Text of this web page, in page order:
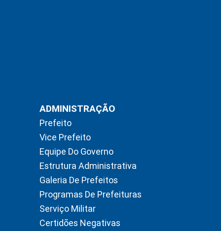
ADMINISTRAÇÃO
Prefeito
Vice Prefeito
Equipe Do Governo
Estrutura Administrativa
Galeria De Prefeitos
Programas De Prefeituras
Serviço Militar
Certidões Negativas